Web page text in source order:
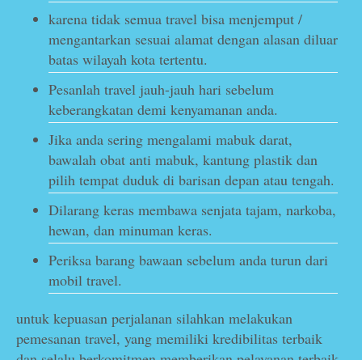
karena tidak semua travel bisa menjemput /
mengantarkan sesuai alamat dengan alasan diluar
batas wilayah kota tertentu.
Pesanlah travel jauh-jauh hari sebelum
keberangkatan demi kenyamanan anda.
Jika anda sering mengalami mabuk darat,
bawalah obat anti mabuk, kantung plastik dan
pilih tempat duduk di barisan depan atau tengah.
Dilarang keras membawa senjata tajam, narkoba,
hewan, dan minuman keras.
Periksa barang bawaan sebelum anda turun dari
mobil travel.
untuk kepuasan perjalanan silahkan melakukan
pemesanan travel, yang memiliki kredibilitas terbaik